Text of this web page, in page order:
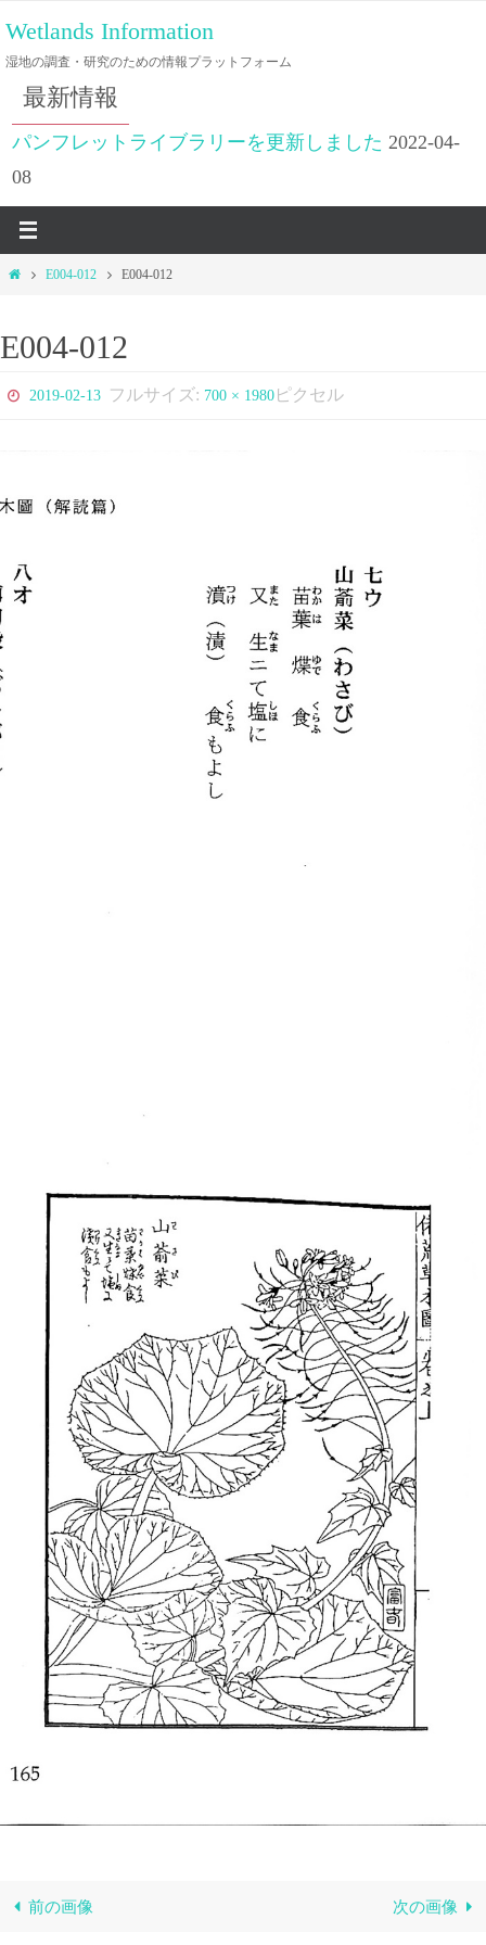
ン
テ
ツ
ス
プ
Wetlands Information
湿地の調査・研究のための情報プラットフォーム
最新情報
パンフレットライブラリーを更新しました 2022-04-
08
ホ
E004-012 E004-012
E004-012
2019-02-13 フルサイズ: 700 × 1980 ピクセル
前の画像 次の画像